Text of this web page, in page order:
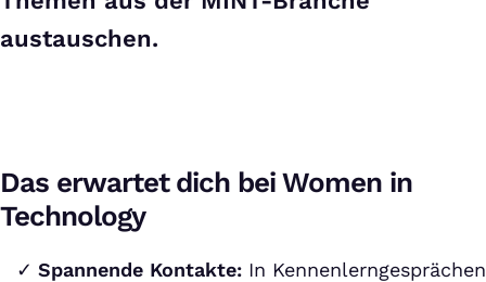
austauschen.
Das erwartet dich bei Women in
Technology
Spannende Kontakte: In Kennenlerngesprächen